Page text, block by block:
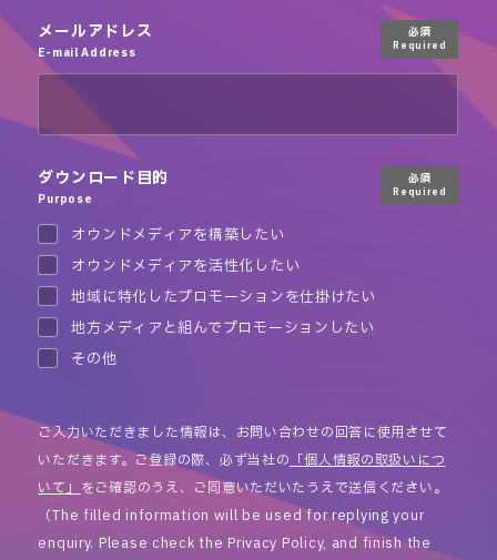
メールアドレス
E-mail Address
必須
Required
ダウンロード目的
Purpose
必須
Required
オウンドメディアを構築したい
オウンドメディアを活性化したい
地域に特化したプロモーションを仕掛けたい
地方メディアと組んでプロモーションしたい
その他
ご入力いただきました情報は、お問い合わせの回答に使用させて
いただきます。ご登録の際、必ず当社の 「個人情報の取扱いにつ
いて」 をご確認のうえ、ご同意いただいたうえで送信ください。
（The filled information will be used for replying your
enquiry. Please check the Privacy Policy, and finish the